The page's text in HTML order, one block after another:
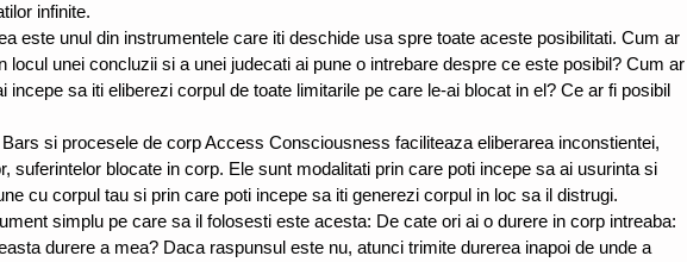
infinite.
este unul din instrumentele care iti deschide usa spre toate aceste posibilitati. Cum ar
locul unei concluzii si a unei judecati ai pune o intrebare despre ce este posibil? Cum ar
incepe sa iti eliberezi corpul de toate limitarile pe care le-ai blocat in el? Ce ar fi posibil
si procesele de corp Access Consciousness faciliteaza eliberarea inconstientei,
suferintelor blocate in corp. Ele sunt modalitati prin care poti incepe sa ai usurinta si
cu corpul tau si prin care poti incepe sa iti generezi corpul in loc sa il distrugi.
simplu pe care sa il folosesti este acesta: De cate ori ai o durere in corp intreaba:
durere a mea? Daca raspunsul este nu, atunci trimite durerea inapoi de unde a